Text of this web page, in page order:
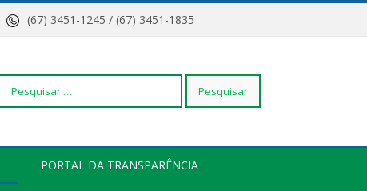
(67) 3451-1245 / (67) 3451-1835
Pesquisar
PORTAL DA TRANSPARÊNCIA